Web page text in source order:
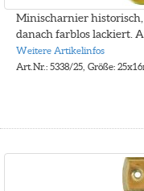
Minischarnier
danach farblos lackiert.
Weitere Artikelinfos
Art.Nr.: 5338/25, Größe: